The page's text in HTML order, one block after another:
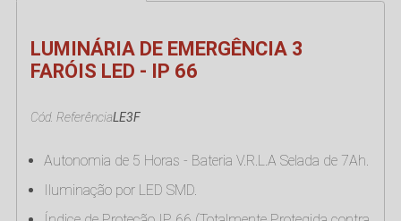
LUMINÁRIA DE EMERGÊNCIA 3
FARÓIS LED - IP 66
Cód. ReferênciaLE3F
Autonomia de 5 Horas - Bateria V.R.L.A Selada de 7Ah.
Iluminação por LED SMD.